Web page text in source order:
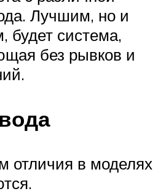
Лучшим, но и
будет система,
без рывков и
отличия в моделях